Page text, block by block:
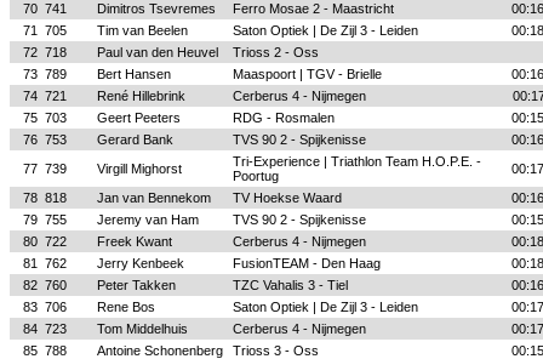
70 741 Dimitros Tsevremes Ferro Mosae 2 - Maastricht
71
705 Tim van Beelen Saton Optiek | De Zijl 3 - Leiden
72 718 Paul van den Heuvel
Trioss 2 - Oss
73 789 Bert Hansen Maaspoort | TGV - Brielle
74 721 René Hillebrink Cerberus 4 - Nijmegen
75 703 Geert Peeters RDG - Rosmalen
76 753 Gerard Bank TVS 90 2 - Spijkenisse
77 739 Virgill Mighorst
Tri-Experience | Triathlon Team H.O.P.E. -
Poortug
78 818 Jan van Bennekom TV Hoekse Waard
79 755 Jeremy van Ham TVS 90 2 - Spijkenisse
80 722 Freek Kwant Cerberus 4 - Nijmegen
81
762 Jerry Kenbeek FusionTEAM - Den Haag
82 760 Peter Takken TZC Vahalis 3 - Tiel
83 706 Rene Bos Saton Optiek | De Zijl 3 - Leiden
84 723 Tom Middelhuis Cerberus 4 - Nijmegen
85 788 Antoine Schonenberg Trioss 3 - Oss